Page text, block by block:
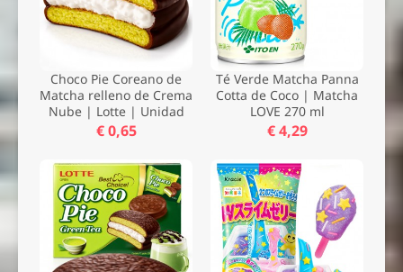
Choco Pie Coreano de
Matcha relleno de Crema
Nube | Lotte | Unidad
€ 0,65
Té Verde Matcha Panna
Cotta de Coco | Matcha
LOVE 270 ml
€ 4,29